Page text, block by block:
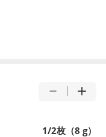
1/2枚（8 g）